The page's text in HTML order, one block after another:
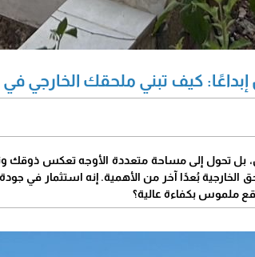
كيف تبني ملحقك الخارجي في
بل تحول إلى مساحة متعددة الأوجه تعكس ذوقك
الخارجية بُعدًا آخر من الأهمية. إنه استثمار في
ملموس بكفاءة عالية؟